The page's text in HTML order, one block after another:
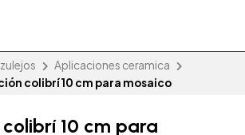
Aplicaciones ceramica
colibrí 10 cm para mosaico
10 cm para